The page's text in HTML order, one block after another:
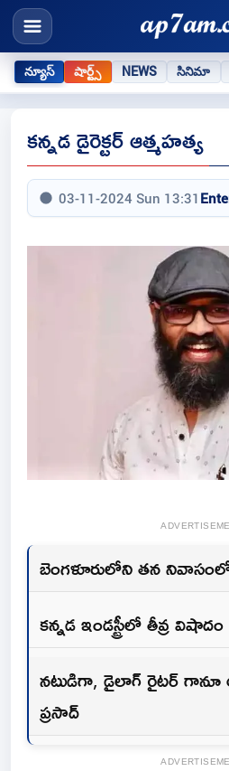
న్యూస్ షార్ట్స్ NEWS సినిమా
కన్నడ డైరెక్టర్ ఆత్మహత్య
03-11-2024 Sun 13:31
బెంగళూరులోని తన
కన్నడ ఇండస్ట్రీలో తీవ్ర విషాదం
నటుడిగా, డైలాగ్ రైటర్ గానూ
ప్రసాద్